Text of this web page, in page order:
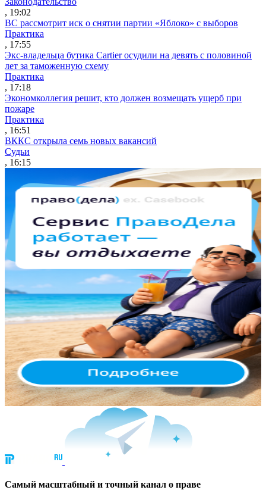
, 19:02
ВС рассмотрит иск о снятии партии «Яблоко» с выборов
Практика
, 17:55
Экс-владельца бутика Cartier осудили на девять с половиной
лет за таможенную схему
Практика
, 17:18
Экономколлегия решит, кто должен возмещать ущерб при
пожаре
Практика
, 16:51
ВККС открыла семь новых вакансий
Судьи
, 16:15
Cамый масштабный и точный канал о праве